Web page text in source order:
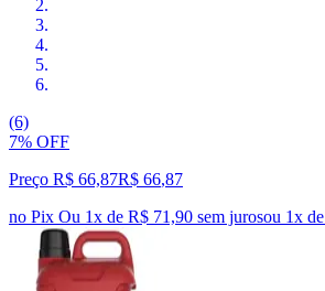
(6)
7% OFF
Preço R$ 66,87R$ 66,87
no Pix Ou 1x de R$ 71,90 sem jurosou 1x de